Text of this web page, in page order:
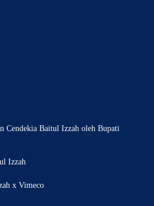
Cendekia Baitul Izzah oleh Bupati
Izzah
x Vimeco